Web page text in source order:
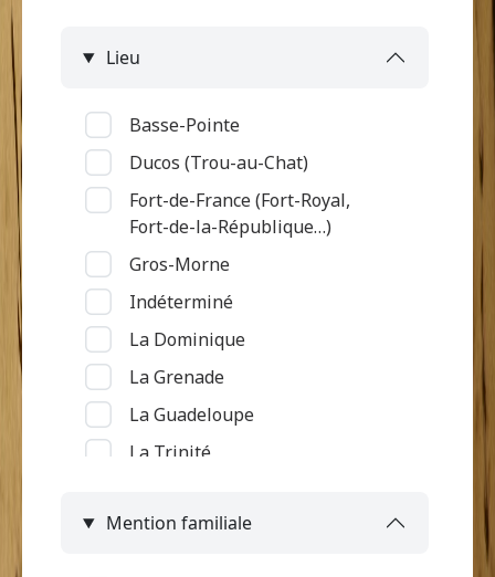
Lieu
Basse-Pointe
Ducos (Trou-au-Chat)
Fort-de-France (Fort-Royal,
Fort-de-la-République…)
Gros-Morne
Indéterminé
La Dominique
La Grenade
La Guadeloupe
La Trinité
Le François
Mention familiale